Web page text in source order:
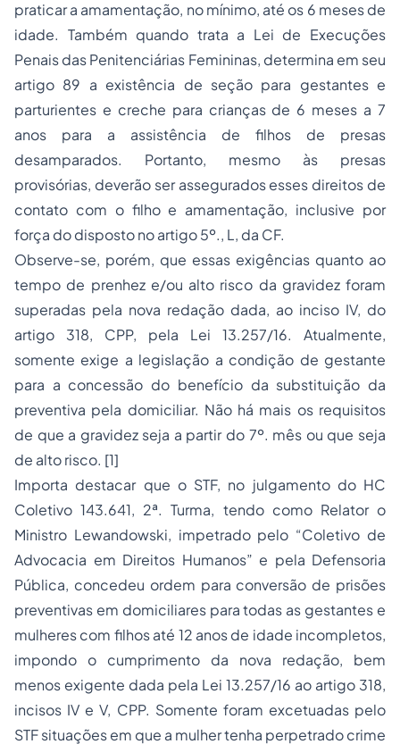
praticar a amamentação, no mínimo, até os 6 meses de
idade. Também quando trata a Lei de Execuções
Penais das Penitenciárias Femininas, determina em seu
artigo 89 a existência de seção para gestantes e
parturientes e creche para crianças de 6 meses a 7
anos para a assistência de filhos de presas
desamparados. Portanto, mesmo às presas
provisórias, deverão ser assegurados esses direitos de
contato com o filho e amamentação, inclusive por
força do disposto no artigo 5º., L, da CF.
Observe-se, porém, que essas exigências quanto ao
tempo de prenhez e/ou alto risco da gravidez foram
superadas pela nova redação dada, ao inciso IV, do
artigo 318, CPP, pela Lei 13.257/16. Atualmente,
somente exige a legislação a condição de gestante
para a concessão do benefício da substituição da
preventiva pela domiciliar. Não há mais os requisitos
de que a gravidez seja a partir do 7º. mês ou que seja
de alto risco. [1]
Importa destacar que o STF, no julgamento do HC
Coletivo 143.641, 2ª. Turma, tendo como Relator o
Ministro Lewandowski, impetrado pelo “Coletivo de
Advocacia em Direitos Humanos” e pela Defensoria
Pública, concedeu ordem para conversão de prisões
preventivas em domiciliares para todas as gestantes e
mulheres com filhos até 12 anos de idade incompletos,
impondo o cumprimento da nova redação, bem
menos exigente dada pela Lei 13.257/16 ao artigo 318,
incisos IV e V, CPP. Somente foram excetuadas pelo
STF situações em que a mulher tenha perpetrado crime